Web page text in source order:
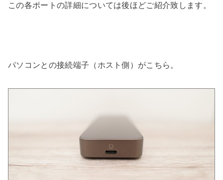
この各ポートの詳細については後ほどご紹介致します。
パソコンとの接続端子（ホスト側）がこちら。